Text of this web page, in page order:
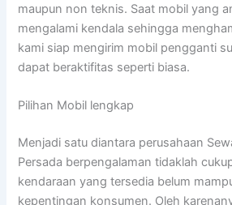
maupun non teknis. Saat mobil yang
mengalami kendala sehingga
kami siap mengirim mobil pengganti
dapat beraktifitas seperti biasa.
Pilihan Mobil lengkap
Menjadi satu diantara perusahaan
Persada berpengalaman tidaklah
kendaraan yang tersedia belum
kepentingan konsumen. Oleh